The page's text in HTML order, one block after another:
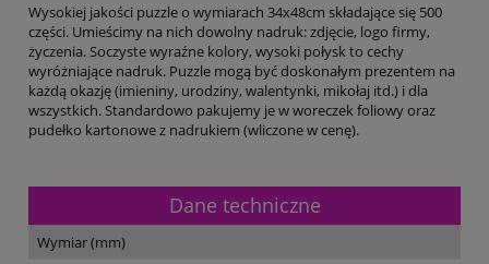
Wysokiej jakości puzzle o wymiarach 34x48cm składające się 500
części. Umieścimy na nich dowolny nadruk: zdjęcie, logo firmy,
życzenia. Soczyste wyraźne kolory, wysoki połysk to cechy
wyróżniające nadruk. Puzzle mogą być doskonałym prezentem na
każdą okazję (imieniny, urodziny, walentynki, mikołaj itd.) i dla
wszystkich. Standardowo pakujemy je w woreczek foliowy oraz
pudełko kartonowe z nadrukiem (wliczone w cenę).
Dane techniczne
Wymiar (mm)